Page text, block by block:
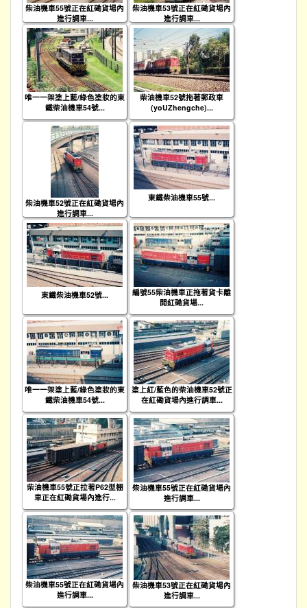
柴油機車55號正在紅磡貨場內
進行調車...
柴油機車53號正在紅磡貨場內
進行調車...
唯一一架塗上藍/綠色塗妝的東
鐵柴油機車54號...
柴油機車52號拖著郵政車
(yoUZhengche)...
柴油機車52號正在紅磡貨場內
進行調車...
東鐵柴油機車55號...
東鐵柴油機車52號...
編號55柴油機車正拖著貨卡離
開紅磡貨場...
唯一一架塗上藍/綠色塗妝的東
鐵柴油機車54號...
塗上紅/藍色的柴油機車52號正
在紅磡貨場內進行調車...
柴油機車55號正拉著P62型棚
車正在紅磡貨場內進行...
柴油機車55號正在紅磡貨場內
進行調車...
柴油機車55號正在紅磡貨場內
進行調車...
柴油機車53號正在紅磡貨場內
進行調車...